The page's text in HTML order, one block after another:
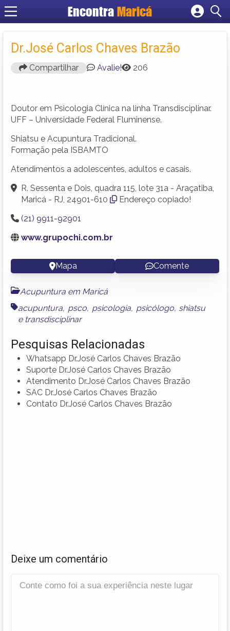
EncontraMaricá
Cadastrar empresa
Criar conta
Dr.José Carlos Chaves Brazão
Compartilhar Avalie! 206
Doutor em Psicologia Clínica na linha Transdisciplinar.
UFF – Universidade Federal Fluminense.
Shiatsu e Acupuntura Tradicional.
Formação pela ISBAMTO
Atendimentos a adolescentes, adultos e casais.
R. Sessenta e Dois, quadra 115, lote 31a - Araçatiba,
Maricá - RJ, 24901-610
Endereço copiado!
(21) 9911-92901
www.grupochi.com.br
Mapa Comente
Acupuntura em Maricá
acupuntura, psco, psicologia, psicólogo, shiatsu
e transdisciplinar
Pesquisas Relacionadas
Whatsapp Dr.José Carlos Chaves Brazão
Suporte Dr.José Carlos Chaves Brazão
Atendimento Dr.José Carlos Chaves Brazão
SAC Dr.José Carlos Chaves Brazão
Contato Dr.José Carlos Chaves Brazão
Deixe um comentário